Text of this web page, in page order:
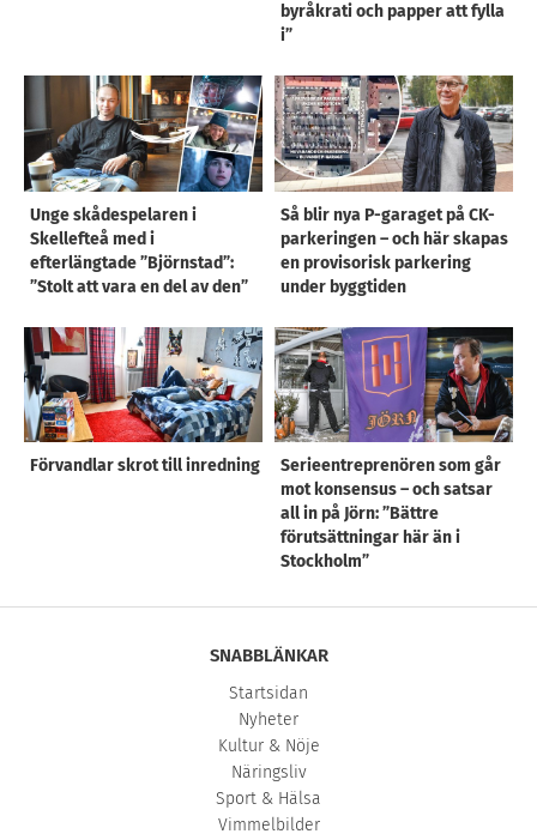
byråkrati och papper att fylla
i”
Unge skådespelaren i
Skellefteå med i
efterlängtade ”Björnstad”:
”Stolt att vara en del av den”
Så blir nya P-garaget på CK-
parkeringen – och här skapas
en provisorisk parkering
under byggtiden
Förvandlar skrot till inredning
Serieentreprenören som går
mot konsensus – och satsar
all in på Jörn: ”Bättre
förutsättningar här än i
Stockholm”
SNABBLÄNKAR
Startsidan
Nyheter
Kultur & Nöje
Näringsliv
Sport & Hälsa
Vimmelbilder